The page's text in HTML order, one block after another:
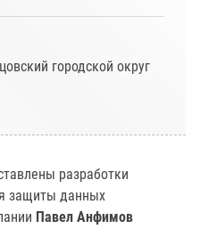
городской округ
разработки
защиты данных
Павел Анфимов